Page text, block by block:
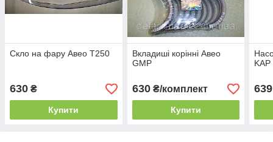
Скло на фару Авео Т250
630 ₴
Купити
Вкладиші корінні Авео
GMP
630₴/комплект
Купити
KAP
639